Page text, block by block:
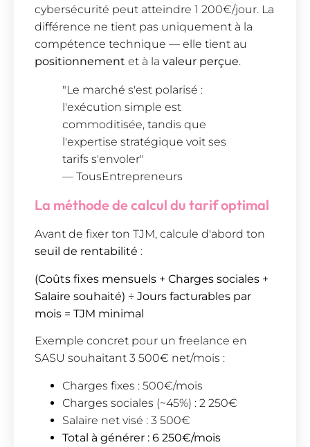
cybersécurité peut atteindre 1 200€/jour. La
différence ne tient pas uniquement à la
compétence technique — elle tient au
positionnement et à la valeur perçue.
"Le marché s'est polarisé :
l'exécution simple est
commoditisée, tandis que
l'expertise stratégique voit ses
tarifs s'envoler"
— TousEntrepreneurs
La méthode de calcul du tarif optimal
Avant de fixer ton TJM, calcule d'abord ton
seuil de rentabilité :
(Coûts fixes mensuels + Charges sociales +
Salaire souhaité) ÷ Jours facturables par
mois = TJM minimal
Exemple concret pour un freelance en
SASU souhaitant 3 500€ net/mois :
Charges fixes : 500€/mois
Charges sociales (~45%) : 2 250€
Salaire net visé : 3 500€
Total à générer : 6 250€/mois